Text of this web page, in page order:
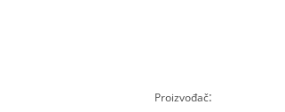
Proizvođač: